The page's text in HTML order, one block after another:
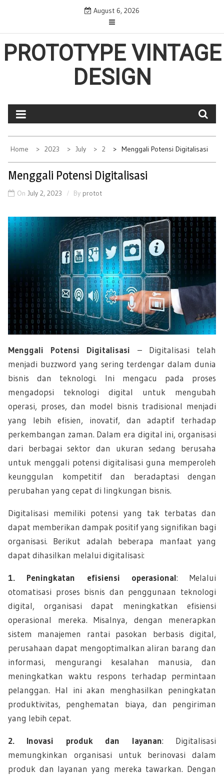
content
August 6, 2026
PROTOTYPE VINTAGE
DESIGN
Home 2023 July 2 Menggali Potensi Digitalisasi
Menggali Potensi Digitalisasi
On July 2, 2023 By protot
Menggali Potensi Digitalisasi – Digitalisasi telah
menjadi buzzword yang sering terdengar dalam dunia
bisnis dan teknologi. Ini mengacu pada proses
mengadopsi teknologi digital untuk mengubah
operasi, proses, dan model bisnis tradisional menjadi
yang lebih efisien, inovatif, dan adaptif terhadap
perkembangan zaman. Dalam era digital ini, organisasi
dari berbagai sektor dan ukuran sedang berusaha
untuk menggali potensi digitalisasi guna memperoleh
keunggulan kompetitif dan beradaptasi dengan
perubahan yang cepat di lingkungan bisnis.
Digitalisasi memiliki potensi yang tak terbatas dan
dapat memberikan dampak positif yang signifikan bagi
organisasi. Berikut adalah beberapa manfaat yang
dapat dihasilkan melalui digitalisasi:
1. Peningkatan efisiensi operasional: Melalui
otomatisasi proses bisnis dan penggunaan teknologi
digital, organisasi dapat meningkatkan efisiensi
operasional mereka. Misalnya, dengan menerapkan
sistem manajemen rantai pasokan berbasis digital,
perusahaan dapat mengoptimalkan aliran barang dan
informasi, mengurangi kesalahan manusia, dan
meningkatkan waktu respons terhadap permintaan
pelanggan. Hal ini akan menghasilkan peningkatan
produktivitas, penghematan biaya, dan pengiriman
yang lebih cepat.
2. Inovasi produk dan layanan: Digitalisasi
memungkinkan organisasi untuk berinovasi dalam
produk dan layanan yang mereka tawarkan. Dengan